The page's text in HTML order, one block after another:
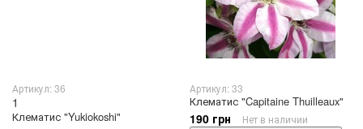
Артикул: 36
1
Клематис "Yukiokoshi"
Артикул: 33
Клематис "Capitaine Thuilleaux"
190 грн Нет в наличии